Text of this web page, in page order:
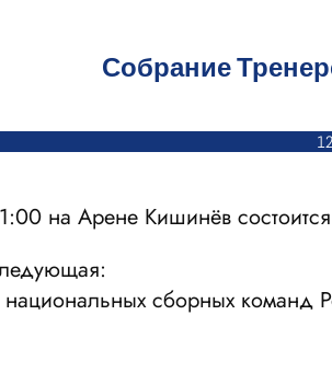
Собрание
на Арене Кишинёв
сборных команд